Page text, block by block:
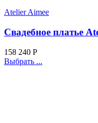
Atelier Aimee
Свадебное платье
158 240 Р
Выбрать ...